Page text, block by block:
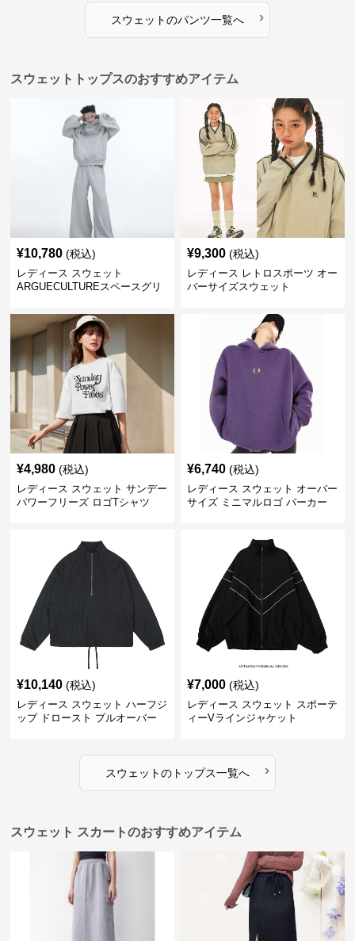
スウェットのパンツ一覧へ ›
スウェットトップスのおすすめアイテム
¥10,780 (税込)
レディース スウェット
ARGUECULTUREスペースグリ
¥9,300 (税込)
レディース レトロスポーツ オー
バーサイズスウェット
¥4,980 (税込)
レディース スウェット サンデー
パワーフリーズ ロゴTシャツ
¥6,740 (税込)
レディース スウェット オーバー
サイズ ミニマルロゴ パーカー
¥10,140 (税込)
レディース スウェット ハーフジ
ップ ドロースト プルオーバー
¥7,000 (税込)
レディース スウェット スポーテ
ィーVラインジャケット
スウェットのトップス一覧へ ›
スウェット スカートのおすすめアイテム